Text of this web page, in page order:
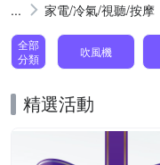
家電/冷氣/視聽/按摩
全部
分類
吹風機
精選活動